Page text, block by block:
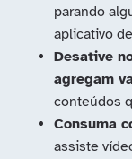
parando
aplicativo
Desative
agregam
conteúdos
Consuma
assiste